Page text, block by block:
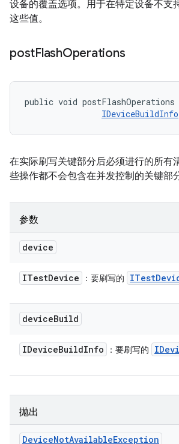
设备的覆盖选项。用于在特定设备不支
这些值。
postFlashOperations
public void
IDeviceBuildInfo
在实际刷写关键部分后必须进行的所有
些操作都不会包含在并发控制的关键部
参数
device
ITestDevice ：要刷写的 ITest
deviceBuild
IDeviceBuildInfo ：要刷写的
抛出
DeviceNotAvailableException